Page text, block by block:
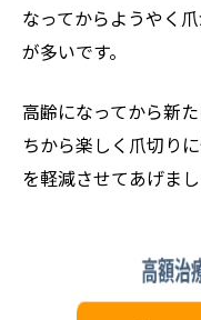
なってからようやく
が多いです。
高齢になってから新
ちから楽しく爪切り
を軽減させてあげまし